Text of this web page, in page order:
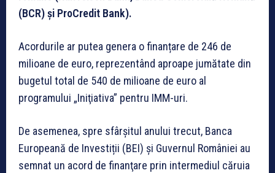
(BCR) şi ProCredit Bank).
Acordurile ar putea genera o finanțare de 246 de
milioane de euro, reprezentând aproape jumătate din
bugetul total de 540 de milioane de euro al
programului „Iniţiativa” pentru IMM-uri.
De asemenea, spre sfârșitul anului trecut, Banca
Europeană de Investiții (BEI) şi Guvernul României au
semnat un acord de finanţare prin intermediul căruia